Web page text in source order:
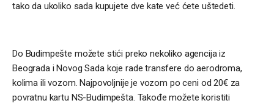
tako da ukoliko sada kupujete dve kate već ćete uštedeti.
Do Budimpešte možete stići preko nekoliko agencija iz
Beograda i Novog Sada koje rade transfere do aerodroma,
kolima ili vozom. Najpovoljnije je vozom po ceni od 20€ za
povratnu kartu NS-Budimpešta. Takođe možete koristiti